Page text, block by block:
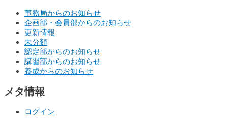
事務局からのお知らせ
企画部・会員部からのお知らせ
更新情報
未分類
認定部からのお知らせ
講習部からのお知らせ
養成からのお知らせ
メタ情報
ログイン